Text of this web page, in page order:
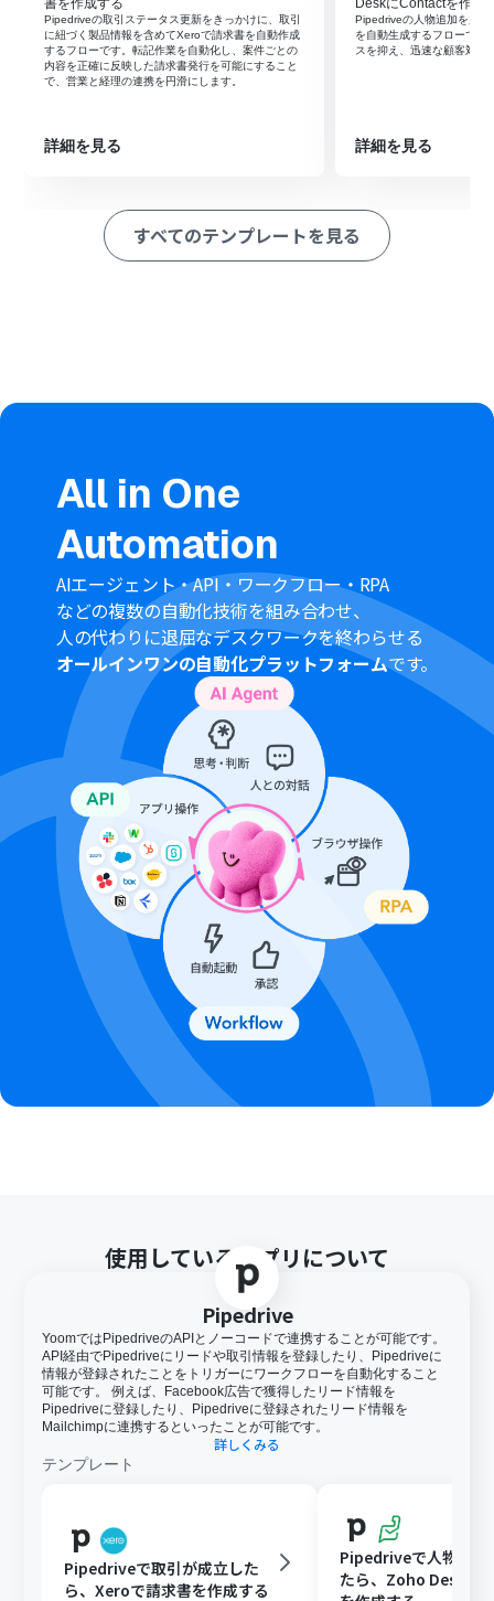
次に、オペレーションで分岐機能を設定し、特定の条件
に合致した場合のみ後続のアクションが実行されるように
します
最後に、オペレーションでChargebeeの「顧客を作成」
※「トリガー」：フロー起動のきっかけとなるアクション、「オ
■このワークフローのカスタムポイント
分岐機能では、「特定のラベルがついた人物のみ」のよ
■注意事項
分岐はミニプラン以上のプランでご利用いただける機能
（オペレーション）となっております。フリープランの場
合は設定しているフローボットのオペレーションはエラ
ーとなりますので、ご注意ください。
ミニプランなどの有料プランは、2週間の無料トライアル
を行うことが可能です。無料トライアル中には制限対象の
アプリや機能（オペレーション）を使用することができ
ます。
書を作成する
Pipedriveの取引ステータス更新をきっかけに、取引
に紐づく製品情報を含めてXeroで請求書を自動作成
するフローです。転記作業を自動化し、案件ごとの
内容を正確に反映した請求書発行を可能にすること
で、営業と経理の連携を円滑にします。
詳細を見る
DeskにContactを作成
Pipedriveの人物追加を起
を自動生成するフローです
スを抑え、迅速な顧客対応
詳細を見る
すべてのテンプレートを見る
All in One
Automation
AIエージェント・API・ワークフロー・RPA
などの複数の自動化技術を組み合わせ、
人の代わりに退屈なデスクワークを終わらせる
オールインワンの自動化プラットフォームです。
使用しているアプリについて
Pipedrive
YoomではPipedriveのAPIとノーコードで連携することが可能です。
API経由でPipedriveにリードや取引情報を登録したり、Pipedriveに
情報が登録されたことをトリガーにワークフローを自動化すること
可能です。 例えば、Facebook広告で獲得したリード情報を
Pipedriveに登録したり、Pipedriveに登録されたリード情報を
Mailchimpに連携するといったことが可能です。
詳しくみる
テンプレート
Pipedriveで取引が成立した
ら、Xeroで請求書を作成する
Pipedriveで人物が追
たら、Zoho Deskに